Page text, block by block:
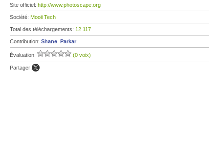
Site officiel: http://www.photoscape.org
Société: Mooii Tech
Total des téléchargements: 12 117
Contribution: Shane_Parkar
Évaluation: (0 voix)
Partager: